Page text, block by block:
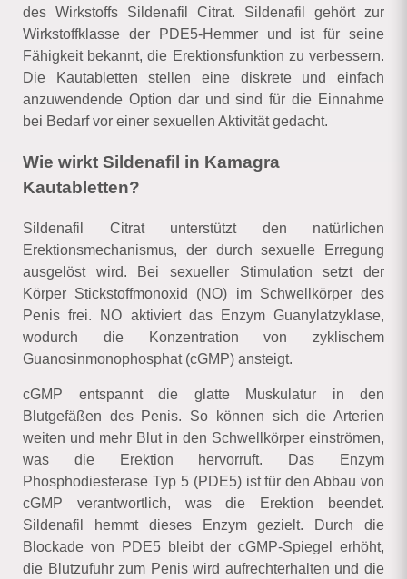
des Wirkstoffs Sildenafil Citrat. Sildenafil gehört zur
Wirkstoffklasse der PDE5-Hemmer und ist für seine
Fähigkeit bekannt, die Erektionsfunktion zu verbessern.
Die Kautabletten stellen eine diskrete und einfach
anzuwendende Option dar und sind für die Einnahme
bei Bedarf vor einer sexuellen Aktivität gedacht.
Wie wirkt Sildenafil in Kamagra
Kautabletten?
Sildenafil Citrat unterstützt den natürlichen
Erektionsmechanismus, der durch sexuelle Erregung
ausgelöst wird. Bei sexueller Stimulation setzt der
Körper Stickstoffmonoxid (NO) im Schwellkörper des
Penis frei. NO aktiviert das Enzym Guanylatzyklase,
wodurch die Konzentration von zyklischem
Guanosinmonophosphat (cGMP) ansteigt.
cGMP entspannt die glatte Muskulatur in den
Blutgefäßen des Penis. So können sich die Arterien
weiten und mehr Blut in den Schwellkörper einströmen,
was die Erektion hervorruft. Das Enzym
Phosphodiesterase Typ 5 (PDE5) ist für den Abbau von
cGMP verantwortlich, was die Erektion beendet.
Sildenafil hemmt dieses Enzym gezielt. Durch die
Blockade von PDE5 bleibt der cGMP-Spiegel erhöht,
die Blutzufuhr zum Penis wird aufrechterhalten und die